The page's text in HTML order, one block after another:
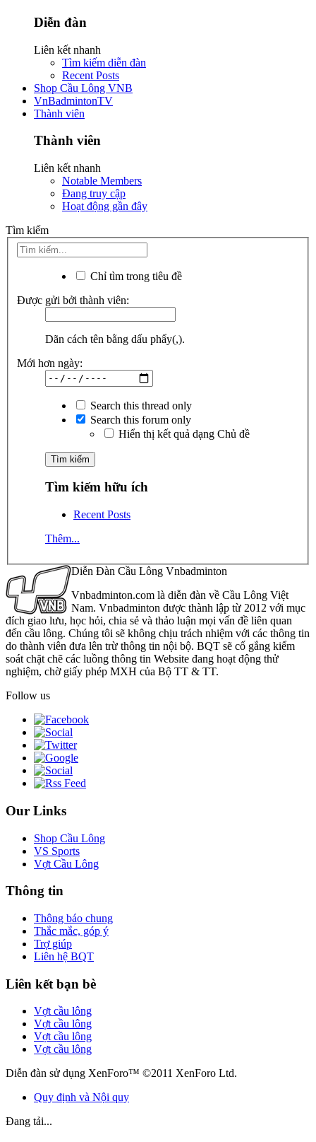
Diễn đàn
Liên kết nhanh
Tìm kiếm diễn đàn
Recent Posts
Shop Cầu Lông VNB
VnBadmintonTV
Thành viên
Thành viên
Liên kết nhanh
Notable Members
Đang truy cập
Hoạt động gần đây
Tìm kiếm
Chỉ tìm trong tiêu đề
Được gửi bởi thành viên:
Dãn cách tên bằng dấu phẩy(,).
Mới hơn ngày:
Search this thread only
Search this forum only
Hiển thị kết quả dạng Chủ đề
Tìm kiếm hữu ích
Recent Posts
Thêm...
Diễn Đàn Cầu Lông Vnbadminton
Vnbadminton.com là diễn đàn về Cầu Lông Việt
Nam. Vnbadminton được thành lập từ 2012 với mục
đích giao lưu, học hỏi, chia sẻ và thảo luận mọi vấn đề liên quan
đến cầu lông. Chúng tôi sẽ không chịu trách nhiệm với các thông tin
do thành viên đưa lên trừ thông tin nội bộ. BQT sẽ cố gắng kiểm
soát chặt chẽ các luồng thông tin Website đang hoạt động thử
nghiệm, chờ giấy phép MXH của Bộ TT & TT.
Follow us
Our Links
Shop Cầu Lông
VS Sports
Vợt Cầu Lông
Thông tin
Thông báo chung
Thắc mắc, góp ý
Trợ giúp
Liên hệ BQT
Liên kết bạn bè
Vợt cầu lông
Vợt cầu lông
Vợt cầu lông
Vợt cầu lông
Diễn đàn sử dụng XenForo™ ©2011 XenForo Ltd.
Quy định và Nội quy
Đang tải...